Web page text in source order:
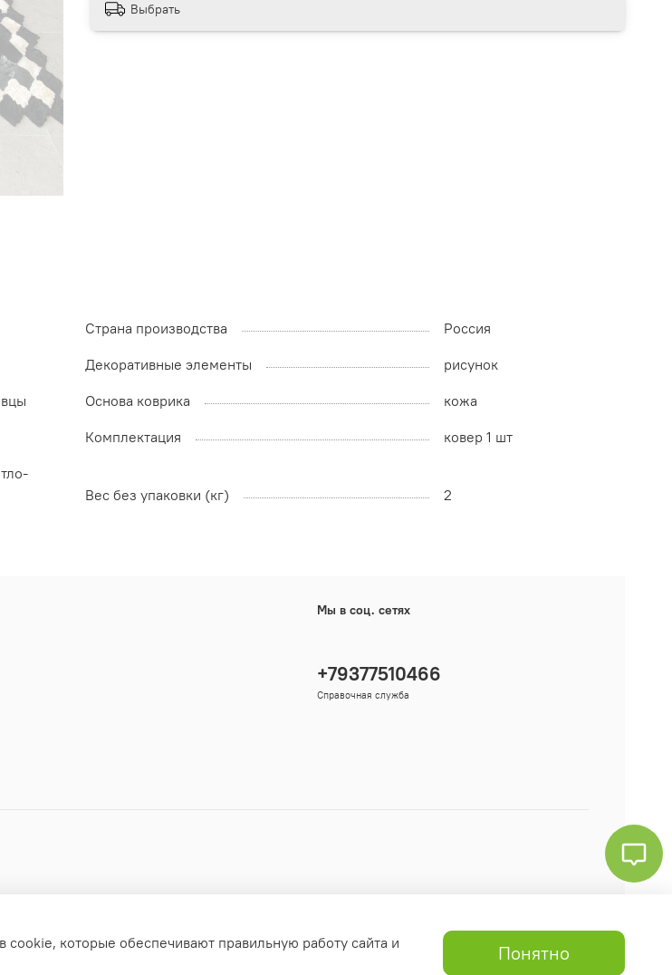
Выбрать
Страна производства
Россия
Декоративные элементы
рисунок
Основа коврика
кожа
Комплектация ковер 1 шт
Вес без упаковки (кг) 2
Мы в соц. сетях
+79377510466
Справочная служба
которые обеспечивают правильную работу сайта и
Понятно